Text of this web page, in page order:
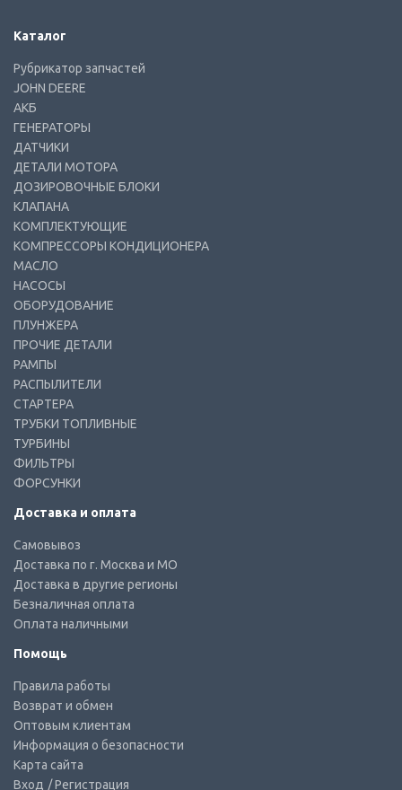
Каталог
Рубрикатор запчастей
JOHN DEERE
АКБ
ГЕНЕРАТОРЫ
ДАТЧИКИ
ДЕТАЛИ МОТОРА
ДОЗИРОВОЧНЫЕ БЛОКИ
КЛАПАНА
КОМПЛЕКТУЮЩИЕ
КОМПРЕССОРЫ КОНДИЦИОНЕРА
МАСЛО
НАСОСЫ
ОБОРУДОВАНИЕ
ПЛУНЖЕРА
ПРОЧИЕ ДЕТАЛИ
РАМПЫ
РАСПЫЛИТЕЛИ
СТАРТЕРА
ТРУБКИ ТОПЛИВНЫЕ
ТУРБИНЫ
ФИЛЬТРЫ
ФОРСУНКИ
Доставка и оплата
Самовывоз
Доставка по г. Москва и МО
Доставка в другие регионы
Безналичная оплата
Оплата наличными
Помощь
Правила работы
Возврат и обмен
Оптовым клиентам
Информация о безопасности
Карта сайта
Вход / Регистрация